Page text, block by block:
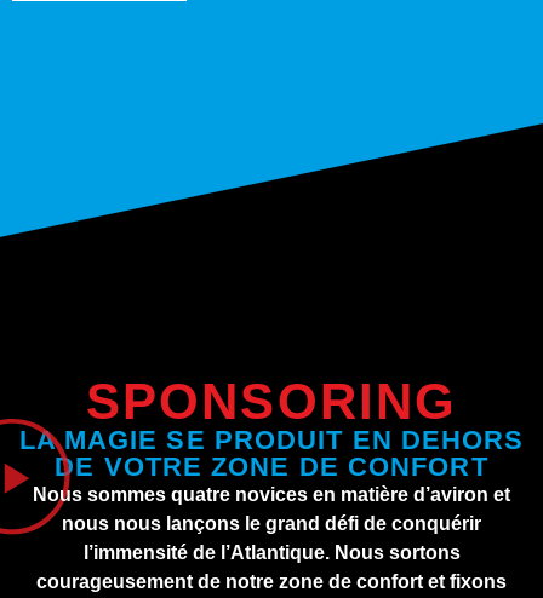
SPONSORING
LA MAGIE SE PRODUIT EN DEHORS
DE VOTRE ZONE DE CONFORT
Nous sommes quatre novices en matière d’aviron et
nous nous lançons le grand défi de conquérir
l’immensité de l’Atlantique. Nous sortons
courageusement de notre zone de confort et fixons